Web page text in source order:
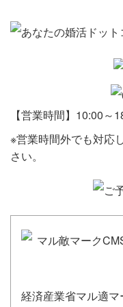
【営業時間】10:00～
※営業時間外でも対応
さい。
経済産業省マル適